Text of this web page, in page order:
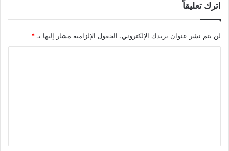
اترك تعليقاً
لن يتم نشر عنوان بريدك الإلكتروني. الحقول الإلزامية مشار إليها بـ*
ق